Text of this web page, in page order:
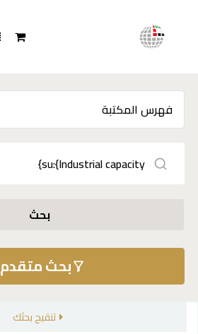
بحث
بحث متقدم
تنقيح بحثك